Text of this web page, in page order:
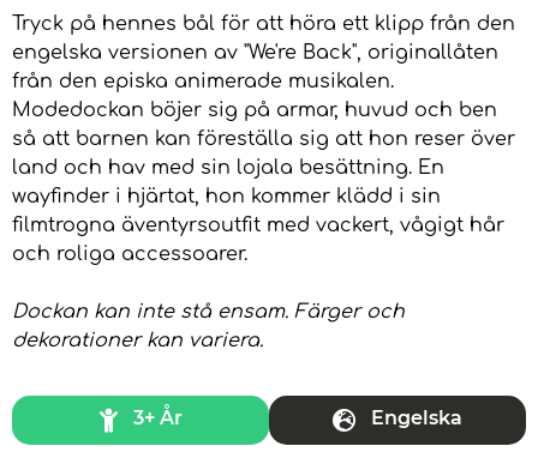
Tryck på hennes bål för att höra ett klipp från den
engelska versionen av "We're Back", originallåten
från den episka animerade musikalen.
Modedockan böjer sig på armar, huvud och ben
så att barnen kan föreställa sig att hon reser över
land och hav med sin lojala besättning. En
wayfinder i hjärtat, hon kommer klädd i sin
filmtrogna äventyrsoutfit med vackert, vågigt hår
och roliga accessoarer.
Dockan kan inte stå ensam. Färger och
dekorationer kan variera.
3+ År Engelska